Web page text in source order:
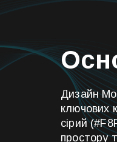
Дизайн
ключових
сірий
простору